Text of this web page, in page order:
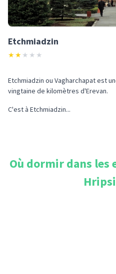
Etchmiadzin
★★ ★ ★ ★
Etchmiadzin ou Vagharchapat est
vingtaine de kilomètres d'Erevan.
C'est à Etchmiadzin...
Où dormir dans les